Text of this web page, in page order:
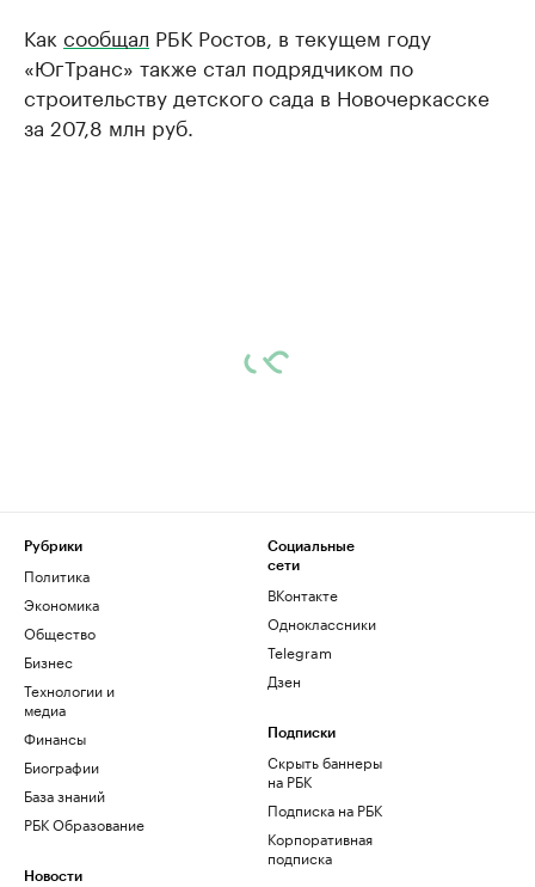
Как сообщал РБК Ростов, в текущем году
«ЮгТранс» также стал подрядчиком по
строительству детского сада в Новочеркасске
за 207,8 млн руб.
Рубрики
Политика
Экономика
Общество
Бизнес
Технологии и
медиа
Финансы
Биографии
База знаний
РБК Образование
Новости
Социальные
сети
ВКонтакте
Одноклассники
Telegram
Дзен
Подписки
Скрыть баннеры
на РБК
Подписка на РБК
Корпоративная
подписка